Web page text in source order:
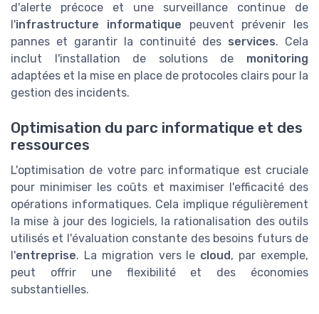
d'alerte précoce et une surveillance continue de
l'infrastructure informatique peuvent prévenir les
pannes et garantir la continuité des services. Cela
inclut l'installation de solutions de monitoring
adaptées et la mise en place de protocoles clairs pour la
gestion des incidents.
Optimisation du parc informatique et des
ressources
L'optimisation de votre parc informatique est cruciale
pour minimiser les coûts et maximiser l'efficacité des
opérations informatiques. Cela implique régulièrement
la mise à jour des logiciels, la rationalisation des outils
utilisés et l'évaluation constante des besoins futurs de
l'entreprise. La migration vers le cloud, par exemple,
peut offrir une flexibilité et des économies
substantielles.